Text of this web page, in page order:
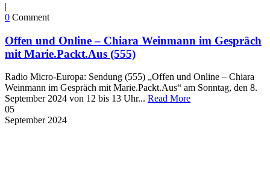
|
0 Comment
Offen und Online – Chiara Weinmann im Gespräch
mit Marie.Packt.Aus (555)
Radio Micro-Europa: Sendung (555) „Offen und Online – Chiara
Weinmann im Gespräch mit Marie.Packt.Aus“ am Sonntag, den 8.
September 2024 von 12 bis 13 Uhr... Read More
05
September 2024